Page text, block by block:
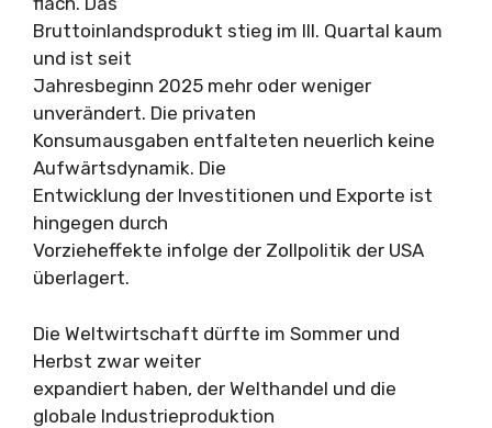
Bruttoinlandsprodukt stieg im III. Quartal kaum
und ist seit
Jahresbeginn 2025 mehr oder weniger
unverändert. Die privaten
Konsumausgaben entfalteten neuerlich keine
Aufwärtsdynamik. Die
Entwicklung der Investitionen und Exporte ist
hingegen durch
Vorzieheffekte infolge der Zollpolitik der USA
überlagert.
Die Weltwirtschaft dürfte im Sommer und
Herbst zwar weiter
expandiert haben, der Welthandel und die
globale Industrieproduktion